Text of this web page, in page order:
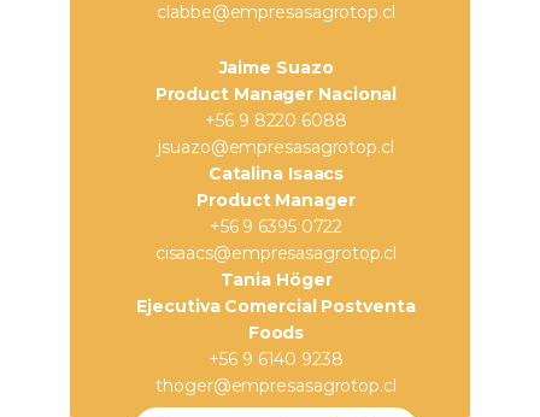
clabbe@empresasagrotop.cl
Jaime Suazo
Product Manager Nacional
+56 9 8220 6088
jsuazo@empresasagrotop.cl
Catalina Isaacs
Product Manager
+56 9 6395 0722
cisaacs@empresasagrotop.cl
Tania Höger
Ejecutiva Comercial Postventa
Foods
+56 9 6140 9238
thoger@empresasagrotop.cl